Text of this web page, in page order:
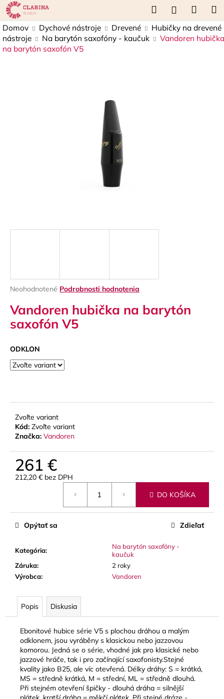
Prejsť
na
obsah
Hľadať
košík
Domov Dychové nástroje Drevené
Hubičky na drevené
nástroje
Na barytón saxofóny - kaučuk
Vandoren hubička
na barytón saxofón V5
Priemerné
produktu
je
0,0
5
hviezdičiek.
Neohodnotené Podrobnosti hodnotenia
Vandoren hubička na barytón
saxofón V5
ODKLON
Zvoľte variant
Kód: Zvoľte variant
Značka: Vandoren
261 €
212,20 € bez DPH
DO KOŠÍKA
Kategória:
Na barytón saxofóny -
kaučuk
Záruka:
2 roky
Výrobca: Vandoren
Opýtať sa Zdieľať
Popis Diskusia
Ebonitové hubice série V5 s plochou dráhou a malým
odklonem, jsou vyráběny s klasickou nebo jazzovou
komorou. Jedná se o série, vhodné jak pro klasické nebo
jazzové hráče, tak i pro začínající saxofonisty.Stejné
kvality jako B25, ale víc otevřená. Délky dráhy: S = krátká,
MS = středně krátká, M = střední, ML = středně dlouhá.
Při stejném otevření špičky - dlouhá dráha = silnější
K
o
š
Späť
Späť
Č
ť
?
p
o
ú
č
m
VANDOREN
V21
PLÁTKY
ALT
SAXOFÓN
3,80